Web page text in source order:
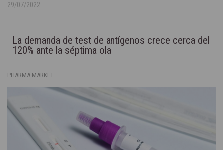
29/07/2022
La demanda de test de antígenos crece cerca del
120% ante la séptima ola
PHARMA MARKET